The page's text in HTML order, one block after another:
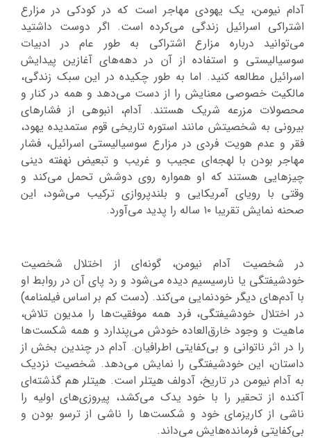
آدام نیومن، یک یهودی مهاجر است که در کودکی در مزارع
اشتراکی اسرائیل زندگی می‌کرده است. اگر دوست داشتید
می‌توانید درباره مزارع اشتراکی به طور عام در ادبیات
سوسیالیستی و استفاده از آن در دهه‌های آغازین پیدایش
اسرائیل مطالعه کنید. اما به طور چکیده در این سبک زندگی،
مالکیت خصوصی معنایش را از دست می‌دهد و همه در کنار و
محصولات مزرعه شریک هستند. آدام، انبوهی از فشارهای
بیرونی به شخصیتش مانند استوره تاریخی قوم ستمدیده یهود،
فقر و عدم هویت فردی در مزارع سوسیالیستی اسرائیل، فشار
مهاجر بودن با لهجه‌ای عجیب و غریب و تبعیض نهفته دینی
چیزهایی هستند که او همواره روی دوشش تحمل می‌کند و
وقتی با رویای آمریکایی و بلندپروازی‌ ترکیب می‌شود، این
صحنه نمایش تقریبا ۱۰ ساله را پدید می‌آورد.
در شخصیت آدام نیومن، گونه‌ای از اختلال شخصیت
خودشیفتگی یا نارسیسیم دیده می‌شود و رد پای آن در روابط او
با آدم‌های دیگر خودنمایی می‌کند. (دست کم بر اساس فیلمنامه)
در اختلال خودشیفتگی، فرد همه موفقیت‌ها را مدیون تلاش،
ماهیت و وجود خارق‌العاده خودش می‌پندارد و همه شکست‌ها
را در اثر ناتوانی و بی‌کفایتی اطرافیان. آدام در چندین بخش از
داستان، این خودشیفتگی را نمایش می‌دهد. شخصیت نزدیک
به آدام نیومن در تاریخ، آدولف هیتلر است. هیتلر هم گذشته‌ای
آکنده از تحقیر را با خود یدک می‌کشد، پیروزی‌های اولیه را
ناشی از کاریزمای خود و شکست‌ها را ناشی از ترسو بودن و
بی‌کفایتی فرمانده‌هایش می‌داند.